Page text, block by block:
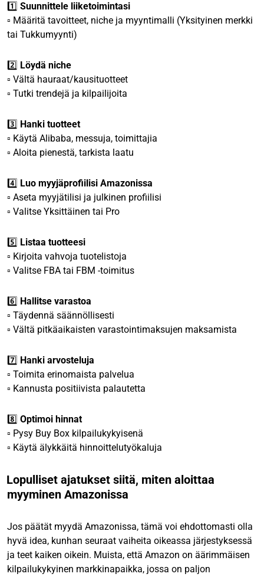
1️⃣ Suunnittele liiketoimintasi
▫️ Määritä tavoitteet, niche ja myyntimalli (Yksityinen merkki
tai Tukkumyynti)
2️⃣ Löydä niche
▫️ Vältä hauraat/kausituotteet
▫️ Tutki trendejä ja kilpailijoita
3️⃣ Hanki tuotteet
▫️ Käytä Alibaba, messuja, toimittajia
▫️ Aloita pienestä, tarkista laatu
4️⃣ Luo myyjäprofiilisi Amazonissa
▫️ Aseta myyjätilisi ja julkinen profiilisi
▫️ Valitse Yksittäinen tai Pro
5️⃣ Listaa tuotteesi
▫️ Kirjoita vahvoja tuotelistoja
▫️ Valitse FBA tai FBM -toimitus
6️⃣ Hallitse varastoa
▫️ Täydennä säännöllisesti
▫️ Vältä pitkäaikaisten varastointimaksujen maksamista
7️⃣ Hanki arvosteluja
▫️ Toimita erinomaista palvelua
▫️ Kannusta positiivista palautetta
8️⃣ Optimoi hinnat
▫️ Pysy Buy Box kilpailukykyisenä
▫️ Käytä älykkäitä hinnoittelutyökaluja
Lopulliset ajatukset siitä, miten aloittaa
myyminen Amazonissa
Jos päätät myydä Amazonissa, tämä voi ehdottomasti olla
hyvä idea, kunhan seuraat vaiheita oikeassa järjestyksessä
ja teet kaiken oikein. Muista, että Amazon on äärimmäisen
kilpailukykyinen markkinapaikka, jossa on paljon